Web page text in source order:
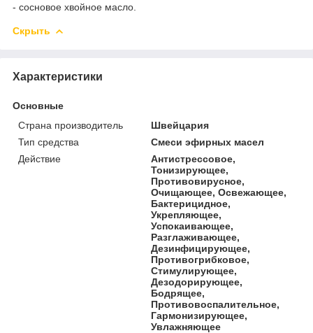
- сосновое хвойное масло.
Скрыть
Характеристики
Основные
Страна производитель
Швейцария
Тип средства
Смеси эфирных масел
Действие
Антистрессовое,
Тонизирующее,
Противовирусное,
Очищающее, Освежающее,
Бактерицидное,
Укрепляющее,
Успокаивающее,
Разглаживающее,
Дезинфицирующее,
Противогрибковое,
Стимулирующее,
Дезодорирующее,
Бодрящее,
Противовоспалительное,
Гармонизирующее,
Увлажняющее